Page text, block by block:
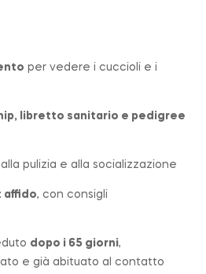
per vedere i cuccioli e i
libretto sanitario e pedigree
alla pulizia e alla socializzazione
affido, con consigli
dopo i 65 giorni,
e già abituato al contatto